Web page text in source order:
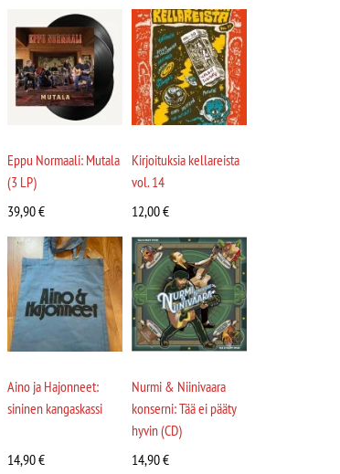
Eppu Normaali: Mutala
(3 LP)
39,90€
Kirjoituksia kellareista
vol. 14
12,00€
Aino ja Hajonneet:
sininen kangaskassi
14,90€
Nurmi & Niinivaara
konserni: Tää ei pääty
hyvin (CD)
14,90€